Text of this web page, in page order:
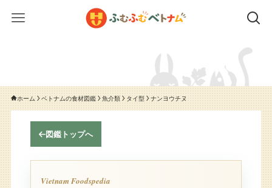
ホーム ベトナムの食材図鑑 魚介類 タイ型 ナンヨウチヌ
図鑑トップへ
Vietnam Foodspedia